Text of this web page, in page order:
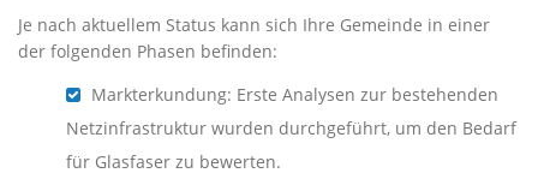
Je nach aktuellem Status kann sich Ihre Gemeinde in einer
der folgenden Phasen befinden:
Markterkundung: Erste Analysen zur bestehenden
Netzinfrastruktur wurden durchgeführt, um den Bedarf
für Glasfaser zu bewerten.